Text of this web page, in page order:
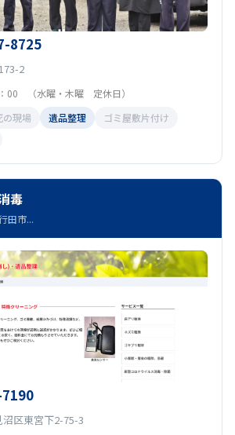
8725
2
00 （水曜・木曜 定休日）
の現場 遺品整理
ゴミ屋敷片付け
毒
田市...
区東宮下2-75-3